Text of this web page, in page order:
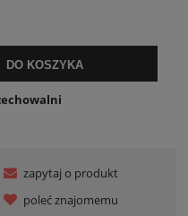
DO KOSZYKA
zapytaj o produkt
poleć znajomemu